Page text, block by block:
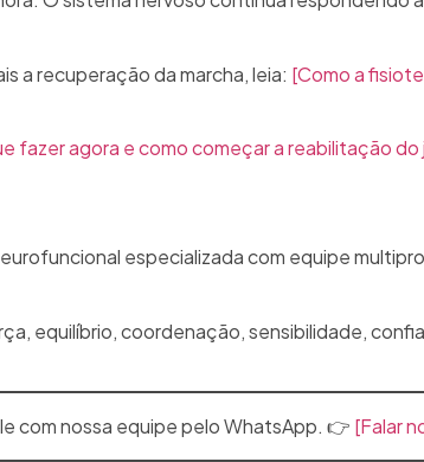
a recuperação da marcha, leia: [Como a
fazer agora e como começar a reabilitação
especializada com equipe
equilíbrio, coordenação, sensibilidade,
com nossa equipe pelo WhatsApp. 👉 [Falar